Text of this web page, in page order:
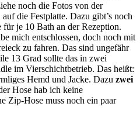
noch die Fotos von der
die Festplatte. Dazu gibt’s noch
für je 10 Bath an der Rezeption.
mich entschlossen, doch noch mit
zu fahren. Das sind ungefähr
13 Grad sollte das in zwei
im Vierschichtbetrieb. Das heißt:
Hemd und Jacke. Dazu zwei
Hose hab ich keine
Zip-Hose muss noch ein paar